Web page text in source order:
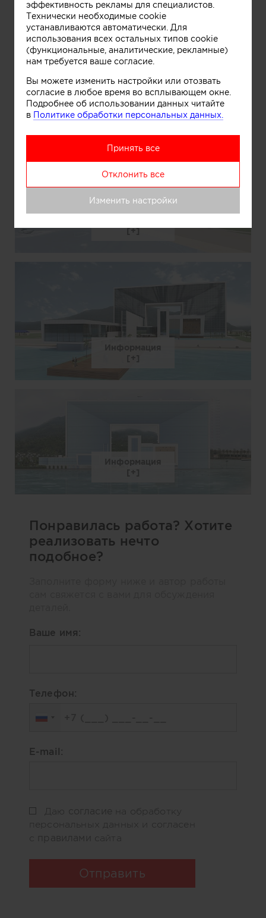
Информация
Понравилась работа? Хотите
реализовать нечто
подобное?
Ваше имя:
Телефон:
E-mail:
Даю
на обработку
персональных данных и согласен
с
сайта
Отправить
эффективность рекламы для специалистов.
Технически необходимые cookie
устанавливаются автоматически. Для
использования всех остальных типов cookie
(функциональные, аналитические, рекламные)
нам требуется ваше согласие.
Вы можете изменить настройки или отозвать
согласие в любое время во всплывающем окне.
Подробнее об использовании данных читайте
в Политике обработки персональных данных.
Принять все
Отклонить все
Изменить настройки